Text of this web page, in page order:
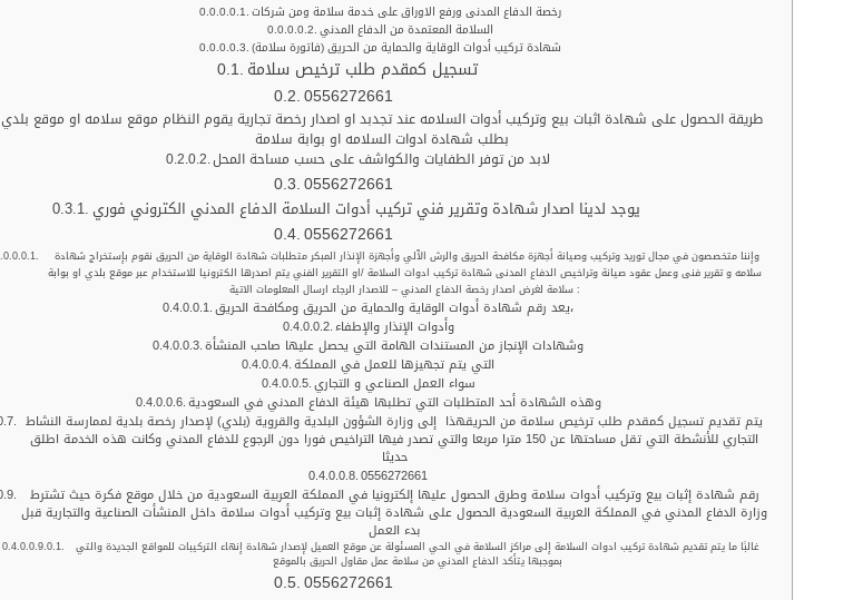
رخصة الدفاع المدنى ورفع الاوراق على خدمة سلامة ومن شركات
السلامة المعتمدة من الدفاع المدني
شهادة تركيب أدوات الوقاية والحماية من الحريق (فاتورة سلامة)
تسجيل كمقدم طلب ترخيص سلامة
0556272661
طريقة الحصول على شهادة اثبات بيع وتركيب أدوات السلامه عند تجدبد او اصدار رخصة تجارية يقوم النظام موقع سلامه او موقع بلدي
بطلب شهادة ادوات السلامه او بوابة سلامة
لابد من توفر الطفايات والكواشف على حسب مساحة المحل
0556272661
يوجد لدينا اصدار شهادة وتقرير فني تركيب أدوات السلامة الدفاع المدني الكتروني فوري
0556272661
سلامه و تقرير فنى وعمل عقود صيانة وتراخيص الدفاع المدنى شهادة تركيب ادوات السلامة /او التقرير الفني يتم اصدرها الكترونيا للاستخدام عبر موقع بلدي او بوابة
سلامة لغرض اصدار رخصة الدفاع المدني – للاصدار الرجاء ارسال المعلومات الاتية :
يعد رقم شهادة أدوات الوقاية والحماية من الحريق ومكافحة الحريق،
وأدوات الإنذار والإطفاء
وشهادات الإنجاز من المستندات الهامة التي يحصل عليها صاحب المنشأة
التي يتم تجهيزها للعمل في المملكة
سواء العمل الصناعي و التجاري
وهذه الشهادة أحد المتطلبات التي تطلبها هيئة الدفاع المدني في السعودية
يتم تقديم تسجيل كمقدم طلب ترخيص سلامة من الحريقهذا إلى وزارة الشؤون البلدية والقروية (بلدي) لإصدار رخصة بلدية لممارسة النشاط
التجاري للأنشطة التي تقل مساحتها عن 150 مترا مربعا والتي تصدر فيها التراخيص فورا دون الرجوع للدفاع المدني وكانت هذه الخدمة اطلق
حديثا
0556272661
رقم شهادة إثبات بيع وتركيب أدوات سلامة وطرق الحصول عليها إلكترونيا في المملكة العربية السعودية من خلال موقع فكرة حيث تشترط
وزارة الدفاع المدني في المملكة العربية السعودية الحصول على شهادة إثبات بيع وتركيب أدوات سلامة داخل المنشأت الصناعية والتجارية قبل
بدء العمل
غالبًا ما يتم تقديم شهادة تركيب ادوات السلامة إلى مراكز السلامة في الحي المسئولة عن موقع العميل لإصدار شهادة إنهاء التركيبات للمواقع الجديدة والتي
بموجبها يتأكد الدفاع المدني من سلامة عمل مقاول الحريق بالموقع
0556272661